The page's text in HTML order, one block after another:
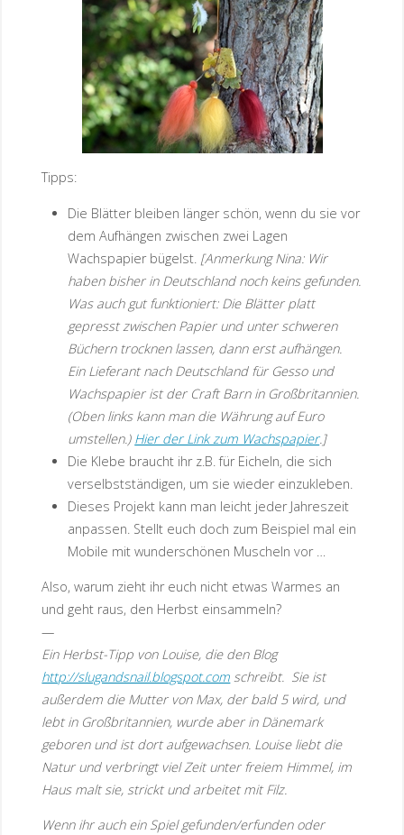
Tipps:
Die Blätter bleiben länger schön, wenn du sie vor
dem Aufhängen zwischen zwei Lagen
Wachspapier bügelst. [Anmerkung Nina: Wir
haben bisher in Deutschland noch keins gefunden.
Was auch gut funktioniert: Die Blätter platt
gepresst zwischen Papier und unter schweren
Büchern trocknen lassen, dann erst aufhängen.
Ein Lieferant nach Deutschland für Gesso und
Wachspapier ist der Craft Barn in Großbritannien.
(Oben links kann man die Währung auf Euro
umstellen.) Hier der Link zum Wachspapier.]
Die Klebe braucht ihr z.B. für Eicheln, die sich
verselbstständigen, um sie wieder einzukleben.
Dieses Projekt kann man leicht jeder Jahreszeit
anpassen. Stellt euch doch zum Beispiel mal ein
Mobile mit wunderschönen Muscheln vor …
Also, warum zieht ihr euch nicht etwas Warmes an
und geht raus, den Herbst einsammeln?
—
Ein Herbst-Tipp von Louise, die den Blog
http://slugandsnail.blogspot.com schreibt. Sie ist
außerdem die Mutter von Max, der bald 5 wird, und
lebt in Großbritannien, wurde aber in Dänemark
geboren und ist dort aufgewachsen. Louise liebt die
Natur und verbringt viel Zeit unter freiem Himmel, im
Haus malt sie, strickt und arbeitet mit Filz.
Wenn ihr auch ein Spiel gefunden/erfunden oder